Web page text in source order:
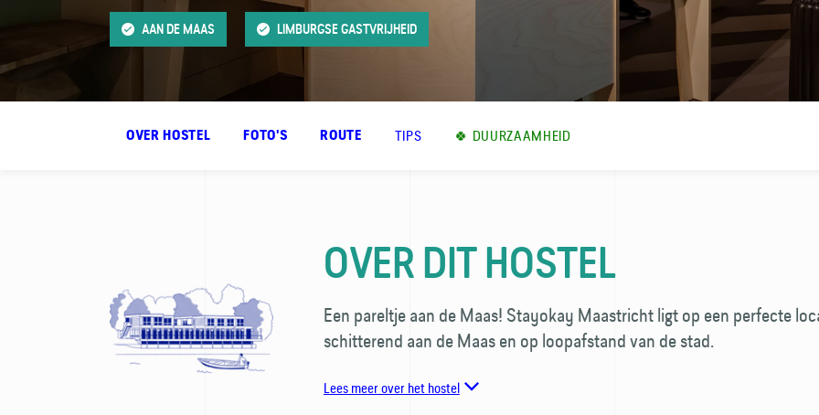
Contact
AAN DE MAAS LIMBURGSE GASTVRIJHEID
OVER HOSTEL FOTO'S ROUTE TIPS 🍀 DUURZAAMHEID
OVER DIT HOSTEL
Een pareltje aan de Maas! Stayokay Maastricht ligt op een perfecte
schitterend aan de Maas en op loopafstand van de stad.
Lees meer over het hostel